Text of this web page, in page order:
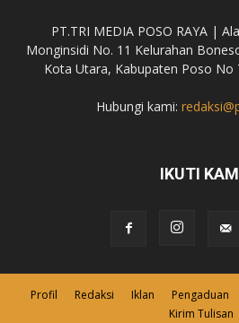
PT.TRI MEDIA POSO RAYA |
Monginsidi No. 11 Kelurahan
Kota Utara, Kabupaten Poso No
Hubungi kami:
IKUTI
Profil Redaksi Iklan Pengaduan
Kirim Tulisan